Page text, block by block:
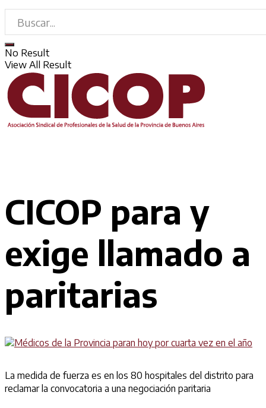
No Result
View All Result
CICOP para y
exige llamado a
paritarias
La medida de fuerza es en los 80 hospitales del distrito para
reclamar la convocatoria a una negociación paritaria